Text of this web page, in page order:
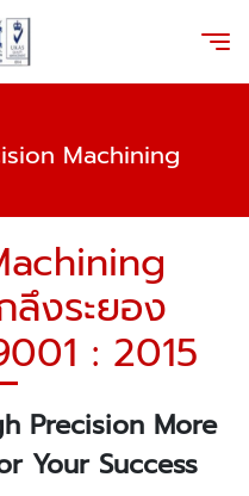
Machining
งระยอง
: 2015
Precision More
Your Success